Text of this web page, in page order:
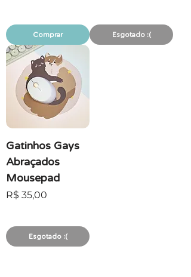
Comprar Esgotado :(
Gatinhos Gays
Abraçados
Mousepad
Preço
R$ 35,00
Esgotado :(